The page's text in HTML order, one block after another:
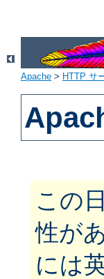
Apache > HTTP サ
この
性が
には